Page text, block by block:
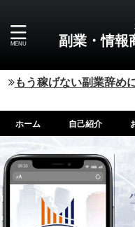
副業・情報
もう稼げない副業辞め
ホーム 自己紹介